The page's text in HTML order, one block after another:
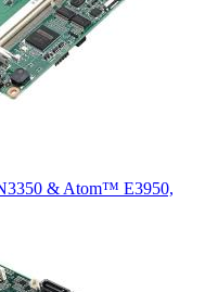
& Atom™ E3950,